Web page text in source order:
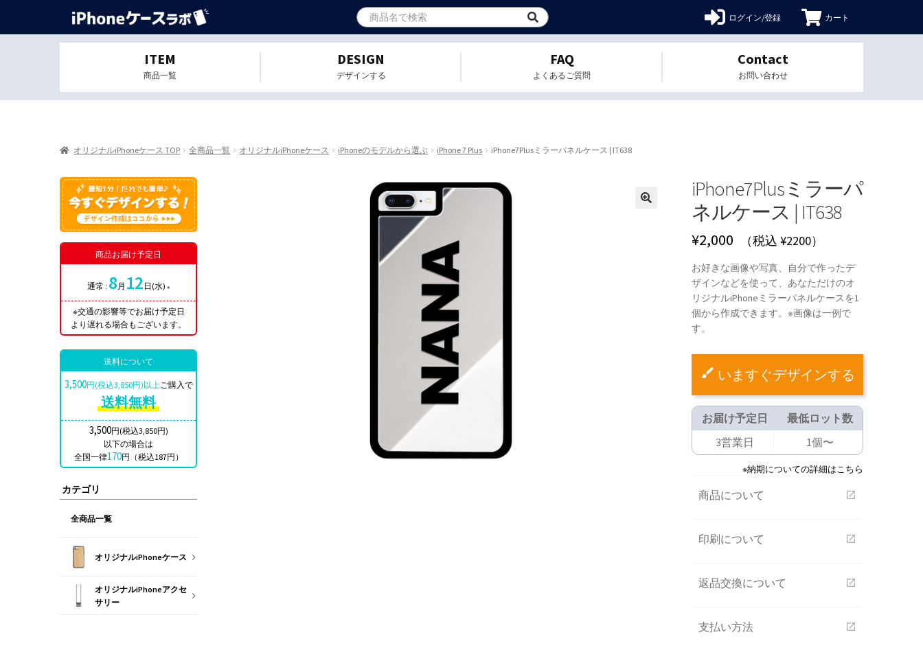
ログイン/登録 カート
ITEM
商品一覧
DESIGN
デザインする
FAQ
よくあるご質問
Contact
お問い合わせ
オリジナルiPhoneケース TOP 全商品一覧 オリジナルiPhoneケース iPhoneのモデルから選ぶ iPhone 7 Plus iPhone7Plusミラーパネルケース | IT638
iPhone7Plusミラーパ
ネルケース | IT638
¥2,000 （税込 ¥2200）
お好きな画像や写真、自分で作ったデ
ザインなどを使って、あなただけのオ
リジナルiPhoneミラーパネルケースを1
個から作成できます。※画像は一例で
す。
いますぐデザインする
お届け予定日
3営業日
最低ロット数
1個〜
※納期についての詳細はこちら
商品について open_in_new
印刷について open_in_new
返品交換について open_in_new
支払い方法 open_in_new
商品お届け予定日
通常 : 8 月 12 日(水) ※
※交通の影響等でお届け予定日
より遅れる場合もございます。
送料について
3,500円(税込3,850円)以上ご購入で
送料無料
3,500円(税込3,850円)
以下の場合は
全国一律170円（税込187円）
カテゴリ
全商品一覧
オリジナルiPhoneケース
オリジナルiPhoneアクセ
サリー